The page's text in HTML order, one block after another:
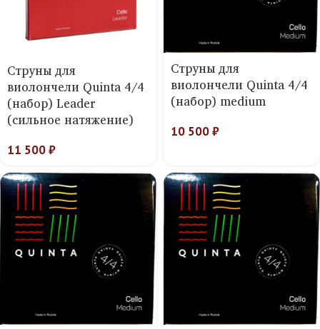
Струны для
виолончели Quinta 4/4
(набор) Leader
(сильное натяжение)
11 500₽
Струны для
виолончели Quinta 4/4
(набор) medium
10 500₽